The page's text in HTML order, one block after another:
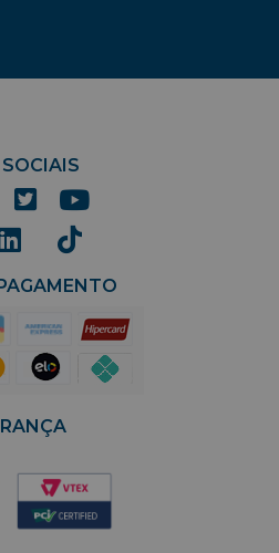
SOCIAIS